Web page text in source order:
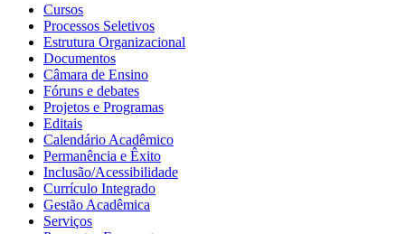
Cursos
Processos Seletivos
Estrutura Organizacional
Documentos
Câmara de Ensino
Fóruns e debates
Projetos e Programas
Editais
Calendário Acadêmico
Permanência e Êxito
Inclusão/Acessibilidade
Currículo Integrado
Gestão Acadêmica
Serviços